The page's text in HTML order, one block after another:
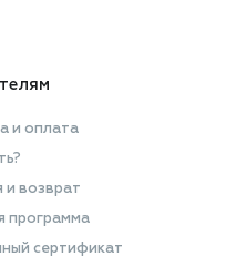
и оплата
и возврат
программа
сертификат